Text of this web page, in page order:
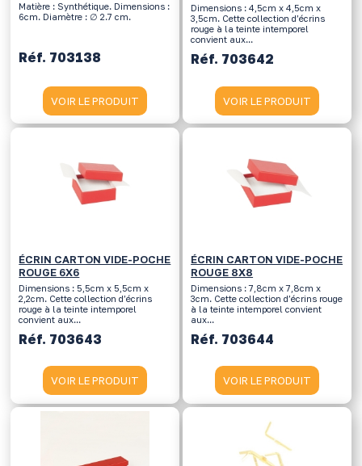
Matière : Synthétique. Dimensions :
6cm. Diamètre : ∅ 2.7 cm.
Réf. 703138
VOIR LE PRODUIT
Dimensions : 4,5cm x 4,5cm x
3,5cm. Cette collection d’écrins
rouge à la teinte intemporel
convient aux...
Réf. 703642
VOIR LE PRODUIT
ÉCRIN CARTON VIDE-POCHE
ROUGE 6X6
Dimensions : 5,5cm x 5,5cm x
2,2cm. Cette collection d’écrins
rouge à la teinte intemporel
convient aux...
Réf. 703643
VOIR LE PRODUIT
ÉCRIN CARTON VIDE-POCHE
ROUGE 8X8
Dimensions : 7,8cm x 7,8cm x
3cm. Cette collection d’écrins rouge
à la teinte intemporel convient
aux...
Réf. 703644
VOIR LE PRODUIT